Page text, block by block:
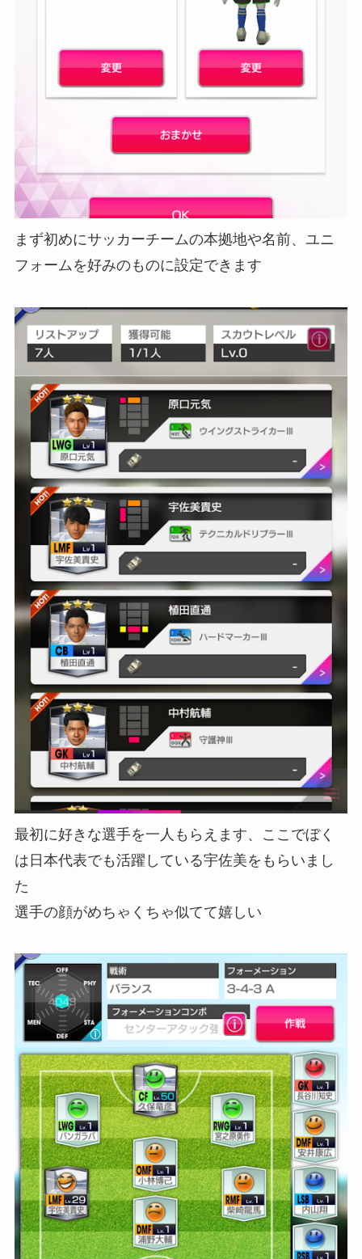
まず初めにサッカーチームの本拠地や名前、ユニ
フォームを好みのものに設定できます
最初に好きな選手を一人もらえます、ここでぼく
は日本代表でも活躍している宇佐美をもらいまし
た
選手の顔がめちゃくちゃ似てて嬉しい